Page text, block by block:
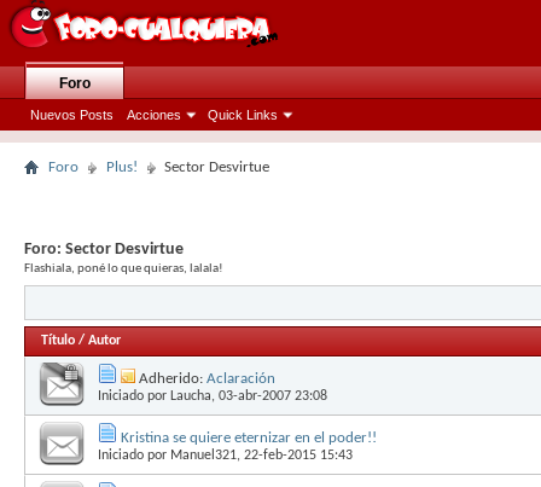
Foro
Nuevos Posts Acciones Quick Links
Foro Plus! Sector Desvirtue
Foro: Sector Desvirtue
Flashiala, poné lo que quieras, lalala!
Título / Autor
Adherido: Aclaración
Iniciado por Laucha, 03-abr-2007 23:08
Kristina se quiere eternizar en el poder!!
Iniciado por Manuel321, 22-feb-2015 15:43